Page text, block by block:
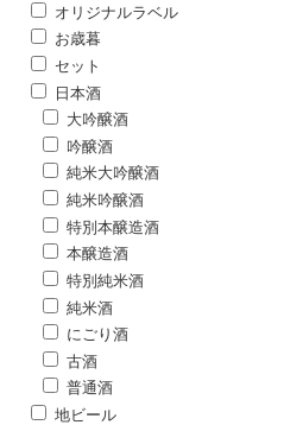
オリジナルラベル
お歳暮
セット
日本酒
大吟醸酒
吟醸酒
純米大吟醸酒
純米吟醸酒
特別本醸造酒
本醸造酒
特別純米酒
純米酒
にごり酒
古酒
普通酒
地ビール